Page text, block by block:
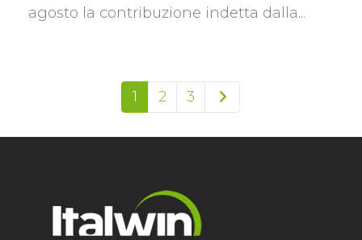
agosto la contribuzione indetta dalla...
1 2 3